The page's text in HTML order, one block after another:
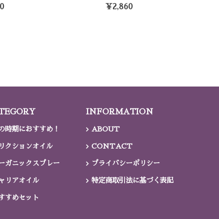
¥2,860
時期におすすめ！
クションオイル
ガニックスプレー
リアオイル
すめセット
INFORMATION
ABOUT
CONTACT
プライバシーポリシー
特定商取引法に基づく表記